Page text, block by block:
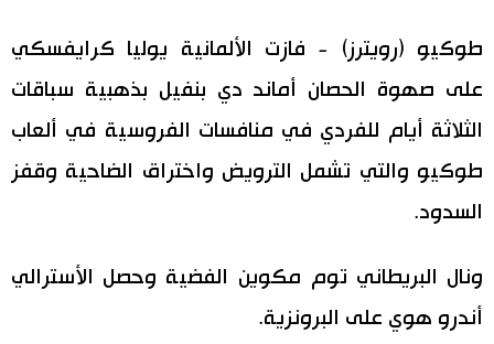
اقتصاد
ثقافة
لايف ستايل
المطبخ الياباني
طوكيو (رويترز) - فازت الألمانية يوليا كرايفسكي
على صهوة الحصان أماند دي بنفيل بذهبية سباقات
الثلاثة أيام للفردي في منافسات الفروسية في ألعاب
طوكيو والتي تشمل الترويض واختراق الضاحية وقفز
السدود.
ونال البريطاني توم مكوين الفضية وحصل الأسترالي
أندرو هوي على البرونزية.